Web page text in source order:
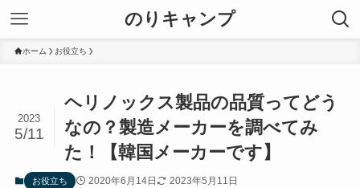
のりキャンプ
ホーム お役立ち
ヘリノックス製品の品質ってどう
なの？製造メーカーを調べてみ
た！【韓国メーカーです】
2023
5/11
お役立ち 2020年6月14日 2023年5月11日